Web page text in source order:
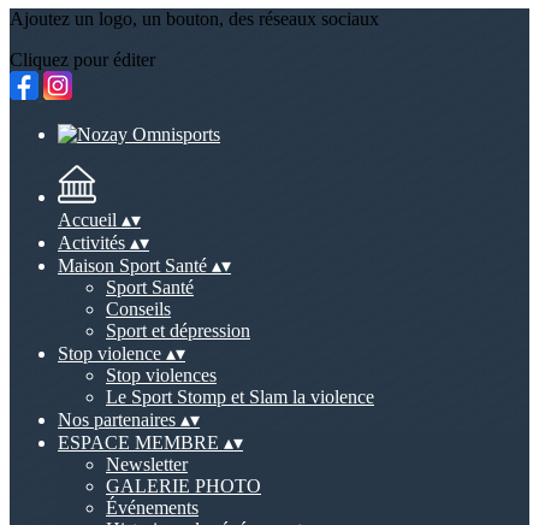
Ajoutez un logo, un bouton, des réseaux sociaux
Cliquez pour éditer
Accueil ▴▾
Activités ▴▾
Maison Sport Santé ▴▾
Sport Santé
Conseils
Sport et dépression
Stop violence ▴▾
Stop violences
Le Sport Stomp et Slam la violence
Nos partenaires ▴▾
ESPACE MEMBRE ▴▾
Newsletter
GALERIE PHOTO
Événements